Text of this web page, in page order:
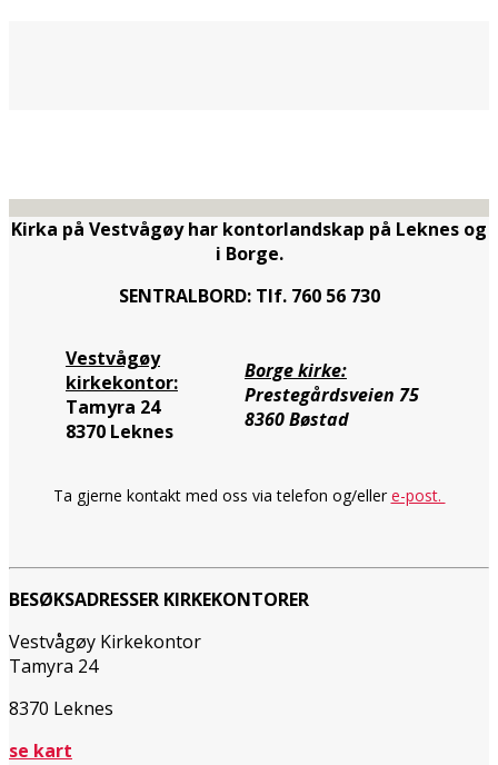
Kirka på Vestvågøy har kontorlandskap på Leknes og
i Borge.
SENTRALBORD: Tlf. 760 56 730
Vestvågøy
kirkekontor:
Tamyra 24
8370 Leknes
Borge kirke:
Prestegårdsveien 75
8360 Bøstad
Ta gjerne kontakt med oss via telefon og/ellere-post.
BESØKSADRESSER KIRKEKONTORER
Vestvågøy Kirkekontor
Tamyra 24
8370 Leknes
se kart